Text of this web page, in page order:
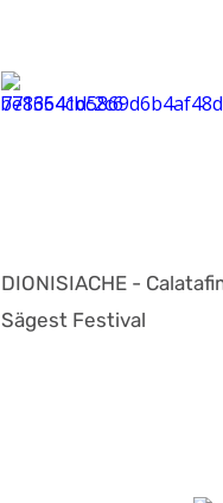
DIONISIACHE -
Sägest Festival